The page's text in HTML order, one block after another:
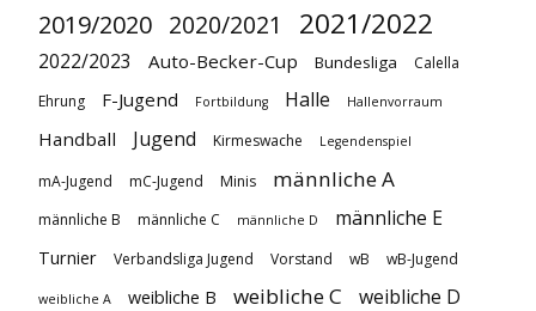
2019/2020 2020/2021 2021/2022
2022/2023 Auto-Becker-Cup Bundesliga
Calella
Ehrung
F-Jugend Fortbildung Halle Hallenvorraum
Handball Jugend Kirmeswache Legendenspiel
mA-Jugend mC-Jugend Minis männliche A
männliche B männliche C männliche D männliche E
Turnier Verbandsliga Jugend Vorstand wB wB-Jugend
weibliche A weibliche B weibliche C weibliche D